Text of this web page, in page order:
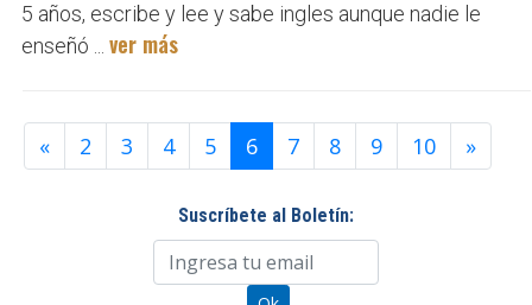
5 años, escribe y lee y sabe ingles aunque nadie le
enseñó ... ver más
« 2 3 4 5 6 7 8 9 10 »
Suscríbete al Boletín: